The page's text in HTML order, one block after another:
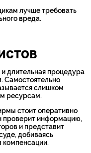
лучше требовать
вреда.
длительная процедура
Самостоятельно
слишком
ресурсам.
стоит оперативно
проверит информацию,
и представит
добиваясь